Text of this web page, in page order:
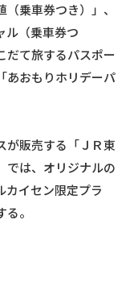
乗車券つき）」、
ル（乗車券つ
だて旅するパスポー
あおもりホリデーパ
が販売する「ＪＲ東
では、オリジナルの
カイセン限定プラ
。